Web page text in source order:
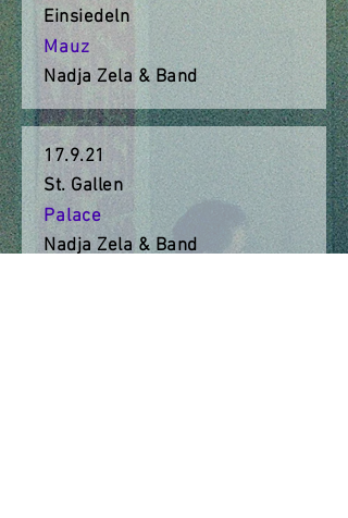
Einsiedeln
Mauz
Nadja Zela & Band
17.9.21
St. Gallen
Palace
Nadja Zela & Band